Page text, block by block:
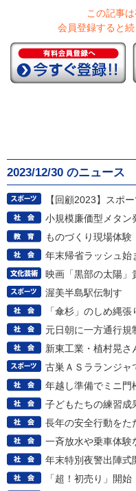
この記事
会員登録すると続
2023/12/30 のニュース
【回顧2023】スポ
小規模廉価型メタン
ものづくり現場体験
年末帰省ラッシュ始
映画「黒部の太陽」
渥美半島駅伝制す
「傘杉」のしめ縄張
元日朝に一方通行規
新東工業・植村晃さ
古巣ＡＳラランジャ
年越し準備でミニ門
子どもたちの練習成
長年の安全行動をた
一斉放水や乗車体験
年末特別夜警出陣式
「超！初売り」開始